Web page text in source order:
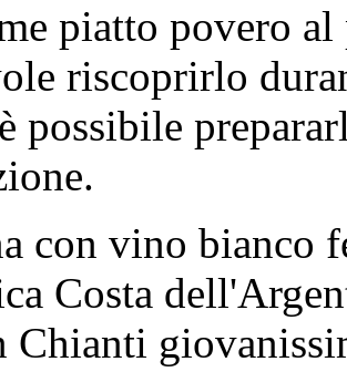
piatto povero
riscoprirlo
possibile
con vino bianco
Costa
Chianti